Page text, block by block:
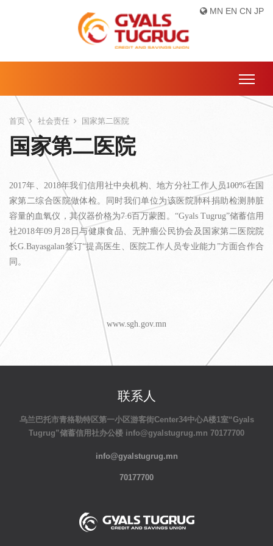
MN EN CN JP
首页 社会责任 国家第二医院
国家第二医院
2017年、2018年我们信用社中央机构、地方分社工作人员100%在国
家第二综合医院做体检。同时我们单位为该医院肺科捐助检测肺脏
容量的血氧仪，其仪器价格为7.6百万蒙图。“Gyals Tugrug”储蓄信用
社2018年09月28日与健康食品、无肿瘤公民协会及国家第二医院院
长G.Bayasgalan签订“提高医生、医院工作人员专业能力”方面合作合
同。
www.sgh.gov.mn
联系人
乌兰巴托市青格勒特区第一小区游客街Center34中心A楼1室“Gyals
Tugrug”储蓄信用社办公楼 info@gyalstugrug.mn 70177700
info@gyalstugrug.mn
70177700